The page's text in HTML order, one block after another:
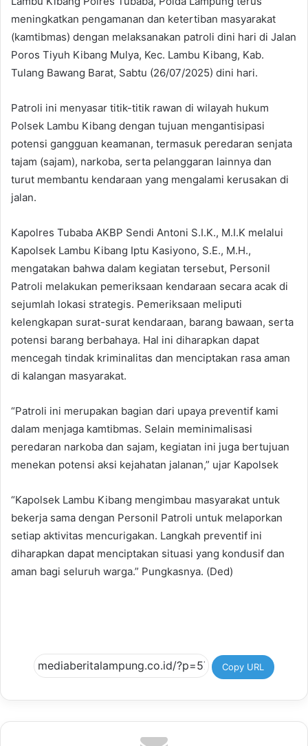
meningkatkan pengamanan dan ketertiban masyarakat
(kamtibmas) dengan melaksanakan patroli dini hari di Jalan
Poros Tiyuh Kibang Mulya, Kec. Lambu Kibang, Kab.
Tulang Bawang Barat, Sabtu (26/07/2025) dini hari.
Patroli ini menyasar titik-titik rawan di wilayah hukum
Polsek Lambu Kibang dengan tujuan mengantisipasi
potensi gangguan keamanan, termasuk peredaran senjata
tajam (sajam), narkoba, serta pelanggaran lainnya dan
turut membantu kendaraan yang mengalami kerusakan di
jalan.
Kapolres Tubaba AKBP Sendi Antoni S.I.K., M.I.K melalui
Kapolsek Lambu Kibang Iptu Kasiyono, S.E., M.H.,
mengatakan bahwa dalam kegiatan tersebut, Personil
Patroli melakukan pemeriksaan kendaraan secara acak di
sejumlah lokasi strategis. Pemeriksaan meliputi
kelengkapan surat-surat kendaraan, barang bawaan, serta
potensi barang berbahaya. Hal ini diharapkan dapat
mencegah tindak kriminalitas dan menciptakan rasa aman
di kalangan masyarakat.
“Patroli ini merupakan bagian dari upaya preventif kami
dalam menjaga kamtibmas. Selain meminimalisasi
peredaran narkoba dan sajam, kegiatan ini juga bertujuan
menekan potensi aksi kejahatan jalanan,” ujar Kapolsek
“Kapolsek Lambu Kibang mengimbau masyarakat untuk
bekerja sama dengan Personil Patroli untuk melaporkan
setiap aktivitas mencurigakan. Langkah preventif ini
diharapkan dapat menciptakan situasi yang kondusif dan
aman bagi seluruh warga.” Pungkasnya. (Ded)
Copy URL